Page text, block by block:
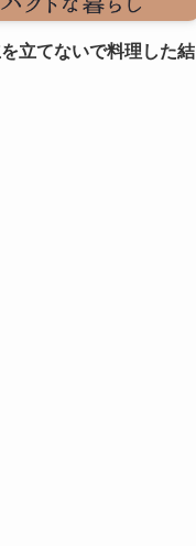
立てないで料理した結